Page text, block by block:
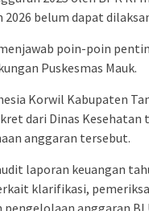
belum dapat
poin-poin
Puskesmas Mauk.
Korwil Kabupaten
dari Dinas
anggaran tersebut.
laporan keuangan
klarifikasi,